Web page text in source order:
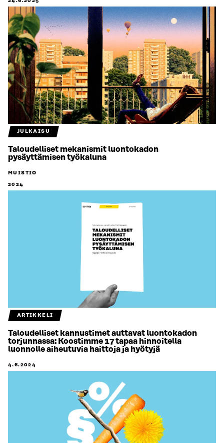
JULKAISU
Taloudelliset mekanismit luontokadon
pysäyttämisen työkaluna
MUISTIO
2024
ARTIKKELI
Taloudelliset kannustimet auttavat luontokadon
torjunnassa: Koostimme 17 tapaa hinnoitella
luonnolle aiheutuvia haittoja ja hyötyjä
4.6.2024